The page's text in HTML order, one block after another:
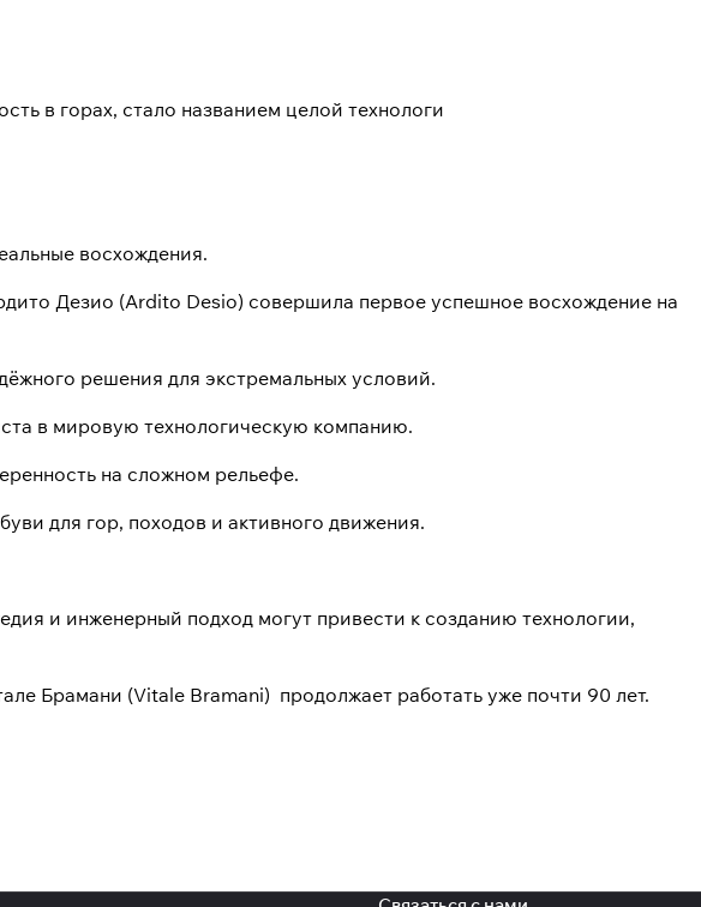
в горах, стало названием целой технологи
восхождения.
Дезио (Ardito Desio) совершила первое успешное восхождение на
решения для экстремальных условий.
в мировую технологическую компанию.
на сложном рельефе.
для гор, походов и активного движения.
и инженерный подход могут привести к созданию технологии,
Брамани (Vitale Bramani) продолжает работать уже почти 90 лет.